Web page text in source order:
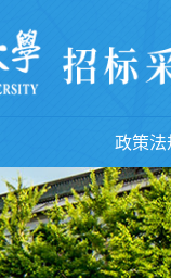
政策法